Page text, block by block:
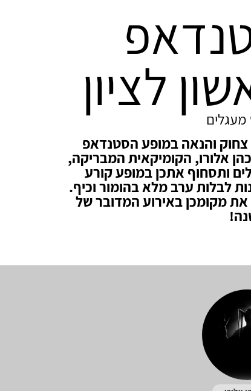
לציון
והנאה במופע הסטנדאפ
כהן אלורו, הקומיקאית המבריקה,
ותסחוף אתכן במופע קורע
לבלות ערב מלא בהומור וכיף.
מקומכן באירוע המדובר של